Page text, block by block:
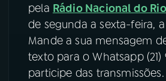
pela Rádio Nacional do
de segunda a sexta-feira, a
Mande a sua mensagem
texto para o Whatsapp (21)
participe das